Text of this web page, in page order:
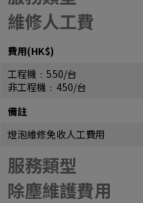
維修人工費
費用(HK$)
工程機﹕550/台
非工程機﹕450/台
備註
燈泡維修免收人工費用
服務類型
除塵維護費用